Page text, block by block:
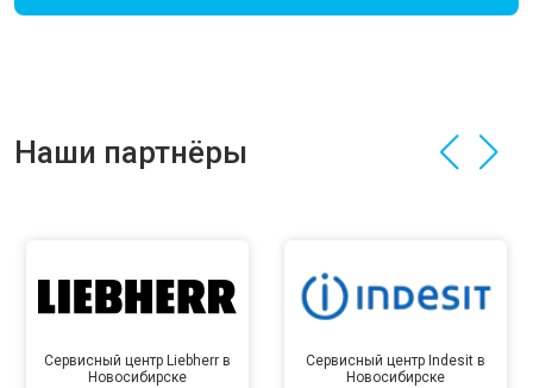
Наши партнёры
Сервисный центр Liebherr в
Новосибирске
Сервисный центр Indesit в
Новосибирске